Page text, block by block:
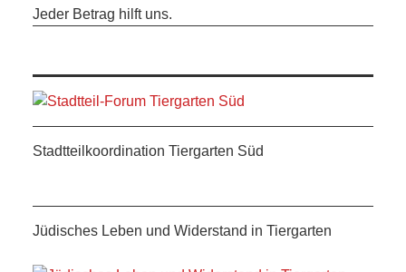
NETZWERK
Jeder Betrag hilft uns.
Stadtteilkoordination Tiergarten Süd
Jüdisches Leben und Widerstand in Tiergarten